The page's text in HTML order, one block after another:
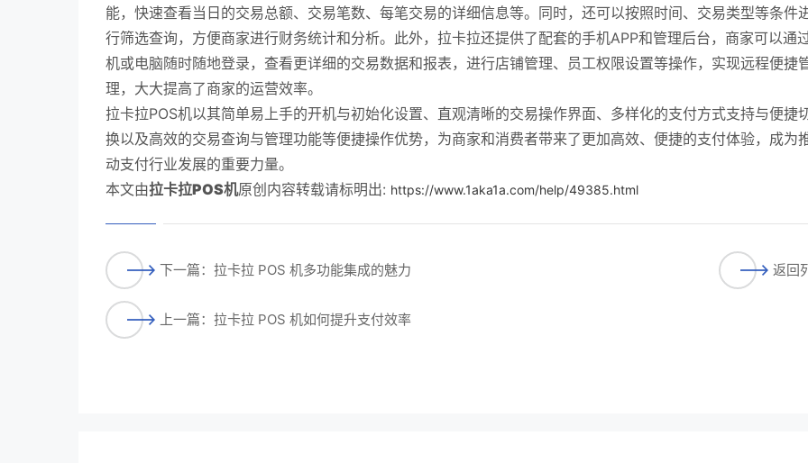
能，快速查看当日的交易总额、交易笔数、每笔交易的详细信息等。同时，还可以按照时间、交易类型等条件
行筛选查询，方便商家进行财务统计和分析。此外，拉卡拉还提供了配套的手机APP和管理后台，商家可以通
机或电脑随时随地登录，查看更详细的交易数据和报表，进行店铺管理、员工权限设置等操作，实现远程便捷
理，大大提高了商家的运营效率。
拉卡拉POS机以其简单易上手的开机与初始化设置、直观清晰的交易操作界面、多样化的支付方式支持与便捷
换以及高效的交易查询与管理功能等便捷操作优势，为商家和消费者带来了更加高效、便捷的支付体验，成为
动支付行业发展的重要力量。
本文由拉卡拉POS机原创内容转载请标明出: https://www.1aka1a.com/help/49385.html
下一篇：拉卡拉 POS 机多功能集成的魅力
上一篇：拉卡拉 POS 机如何提升支付效率
返回